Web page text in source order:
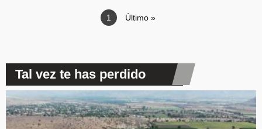
Página actual
1 Última página
Último »
Tal vez te has perdido